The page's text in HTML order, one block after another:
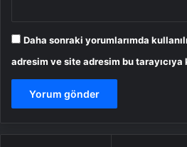
Daha sonraki yorumlarımda
adresim ve site adresim bu